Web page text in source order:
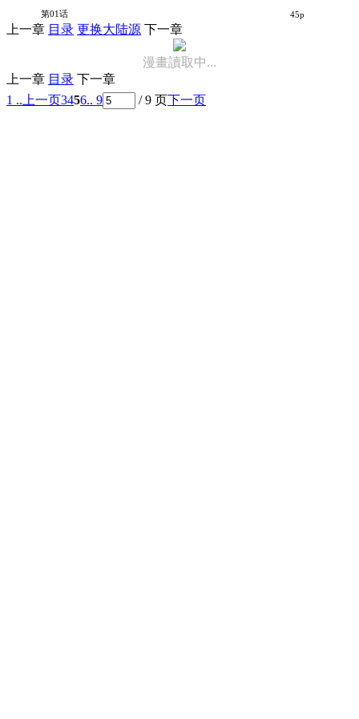
第01话 45p
上一章 目录 更换大陆源 下一章
漫畫讀取中...
上一章 目录 下一章
1 .. 上一页3456.. 9 / 9 页下一页